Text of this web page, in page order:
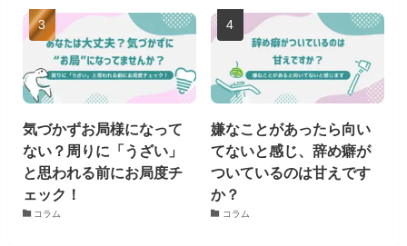
気づかずお局様になって
ない？周りに「うざい」
と思われる前にお局度チ
ェック！
コラム
嫌なことがあったら向い
てないと感じ、辞め癖が
ついているのは甘えです
か？
コラム